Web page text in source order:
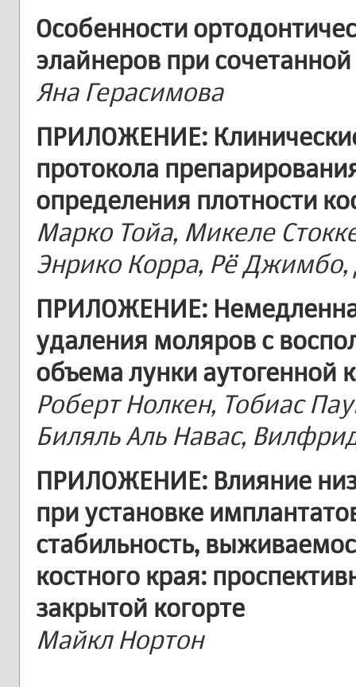
Особенности
элайнеров при
Яна Герасимова
ПРИЛОЖЕНИЕ:
протокола
определения плотности
Марко Тойа, Микеле
Энрико Корра, Рё Джимбо,
ПРИЛОЖЕНИЕ:
удаления моляров с
объема лунки аутогенной
Роберт Нолкен, Тобиас
Биляль Аль Навас,
ПРИЛОЖЕНИЕ: Влияние
при установке
стабильность,
костного края:
закрытой когорте
Майкл Нортон